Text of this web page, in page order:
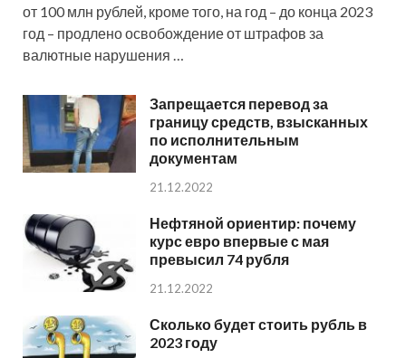
от 100 млн рублей, кроме того, на год – до конца 2023
год – продлено освобождение от штрафов за
валютные нарушения …
Запрещается перевод за
границу средств, взысканных
по исполнительным
документам
21.12.2022
Нефтяной ориентир: почему
курс евро впервые с мая
превысил 74 рубля
21.12.2022
Сколько будет стоить рубль в
2023 году